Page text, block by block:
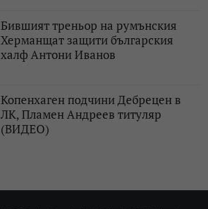
Бившият треньор на румънския
Херманщат защити българския
халф Антони Иванов
Копенхаген подчини Дебрецен в
ЛК, Пламен Андреев титуляр
(ВИДЕО)